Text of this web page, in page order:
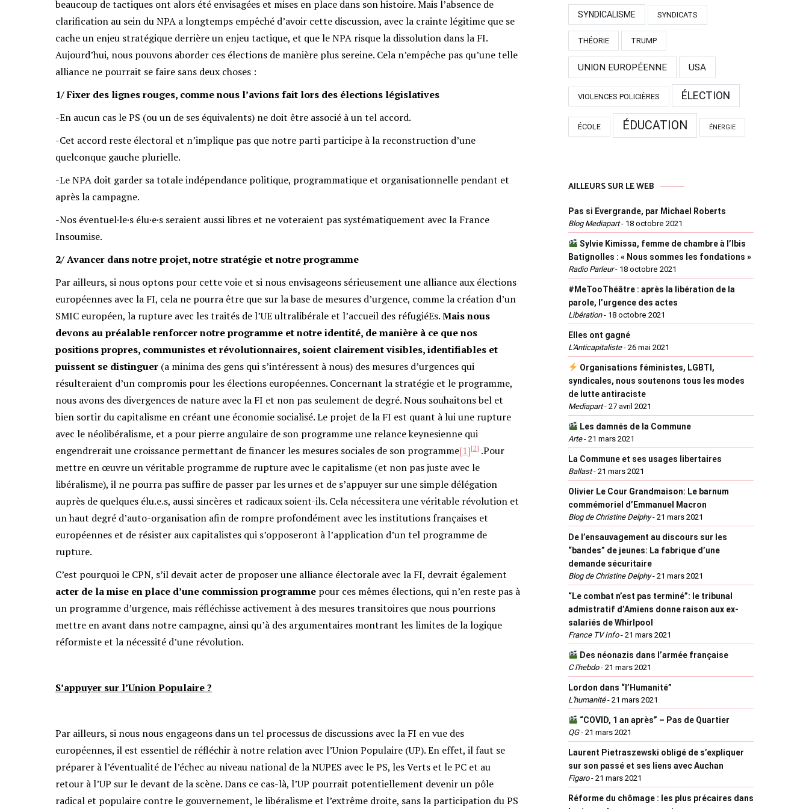
beaucoup de tactiques ont alors été envisagées et mises en place dans son histoire. Mais l’absence de
clarification au sein du NPA a longtemps empêché d’avoir cette discussion, avec la crainte légitime que se
cache un enjeu stratégique derrière un enjeu tactique, et que le NPA risque la dissolution dans la FI.
Aujourd’hui, nous pouvons aborder ces élections de manière plus sereine. Cela n’empêche pas qu’une telle
alliance ne pourrait se faire sans deux choses :
1/ Fixer des lignes rouges, comme nous l’avions fait lors des élections législatives
-En aucun cas le PS (ou un de ses équivalents) ne doit être associé à un tel accord.
-Cet accord reste électoral et n’implique pas que notre parti participe à la reconstruction d’une
quelconque gauche plurielle.
-Le NPA doit garder sa totale indépendance politique, programmatique et organisationnelle pendant et
après la campagne.
-Nos éventuel·le·s élu·e·s seraient aussi libres et ne voteraient pas systématiquement avec la France
Insoumise.
2/ Avancer dans notre projet, notre stratégie et notre programme
Par ailleurs, si nous optons pour cette voie et si nous envisageons sérieusement une alliance aux élections
européennes avec la FI, cela ne pourra être que sur la base de mesures d’urgence, comme la création d’un
SMIC européen, la rupture avec les traités de l’UE ultralibérale et l’accueil des réfugiéEs.Mais nous
devons au préalable renforcer notre programme et notre identité, de manière à ce que nos
positions propres, communistes et révolutionnaires, soient clairement visibles, identifiables et
puissent se distinguer (a minima des gens qui s’intéressent à nous) des mesures d’urgences qui
résulteraient d’un compromis pour les élections européennes. Concernant la stratégie et le programme,
nous avons des divergences de nature avec la FI et non pas seulement de degré. Nous souhaitons bel et
bien sortir du capitalisme en créant une économie socialisé. Le projet de la FI est quant à lui une rupture
avec le néolibéralisme, et a pour pierre angulaire de son programme une relance keynesienne qui
engendrerait une croissance permettant de financer les mesures sociales de son programme[1][2] .Pour
mettre en œuvre un véritable programme de rupture avec le capitalisme (et non pas juste avec le
libéralisme), il ne pourra pas suffire de passer par les urnes et de s’appuyer sur une simple délégation
auprès de quelques élu.e.s, aussi sincères et radicaux soient-ils. Cela nécessitera une véritable révolution et
un haut degré d’auto-organisation afin de rompre profondément avec les institutions françaises et
européennes et de résister aux capitalistes qui s’opposeront à l’application d’un tel programme de
rupture.
C’est pourquoi le CPN, s’il devait acter de proposer une alliance électorale avec la FI, devrait également
acter de la mise en place d’une commission programme pour ces mêmes élections, qui n’en reste pas à
un programme d’urgence, mais réfléchisse activement à des mesures transitoires que nous pourrions
mettre en avant dans notre campagne, ainsi qu’à des argumentaires montrant les limites de la logique
réformiste et la nécessité d’une révolution.
S’appuyer sur l’Union Populaire ?
Par ailleurs, si nous nous engageons dans un tel processus de discussions avec la FI en vue des
européennes, il est essentiel de réfléchir à notre relation avec l’Union Populaire (UP). En effet, il faut se
préparer à l’éventualité de l’échec au niveau national de la NUPES avec le PS, les Verts et le PC et au
retour à l’UP sur le devant de la scène. Dans ce cas-là, l’UP pourrait potentiellement devenir un pôle
radical et populaire contre le gouvernement, le libéralisme et l’extrême droite, sans la participation du PS
SYNDICALISME SYNDICATS
THÉORIE TRUMP
UNION EUROPÉENNE USA
VIOLENCES POLICIÈRES ÉLECTION
ÉCOLE ÉDUCATION ÉNERGIE
AILLEURS SUR LE WEB
Pas si Evergrande, par Michael Roberts
Blog Mediapart- 18 octobre 2021
Sylvie Kimissa, femme de chambre à l’Ibis
Batignolles : « Nous sommes les fondations »
Radio Parleur- 18 octobre 2021
#MeTooThéâtre : après la libération de la
parole, l’urgence des actes
Libération- 18 octobre 2021
Elles ont gagné
L'Anticapitaliste- 26 mai 2021
Organisations féministes, LGBTI,
syndicales, nous soutenons tous les modes
de lutte antiraciste
Mediapart- 27 avril 2021
Les damnés de la Commune
Arte- 21 mars 2021
La Commune et ses usages libertaires
Ballast- 21 mars 2021
Olivier Le Cour Grandmaison: Le barnum
commémoriel d’Emmanuel Macron
Blog de Christine Delphy- 21 mars 2021
De l’ensauvagement au discours sur les
“bandes” de jeunes: La fabrique d’une
demande sécuritaire
Blog de Christine Delphy- 21 mars 2021
“Le combat n’est pas terminé”: le tribunal
admistratif d’Amiens donne raison aux ex-
salariés de Whirlpool
France TV Info- 21 mars 2021
Des néonazis dans l’armée française
C l'hebdo- 21 mars 2021
Lordon dans “l’Humanité”
L'humanité- 21 mars 2021
“COVID, 1 an après” – Pas de Quartier
QG- 21 mars 2021
Laurent Pietraszewski obligé de s’expliquer
sur son passé et ses liens avec Auchan
Figaro- 21 mars 2021
Réforme du chômage : les plus précaires dans